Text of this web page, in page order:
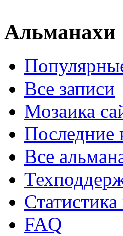
Альманахи
Все записи
Мозаика
Последние
Все
FAQ